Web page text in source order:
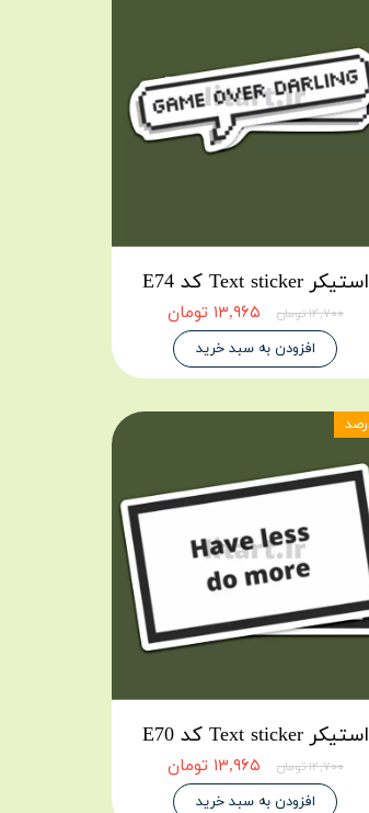
استیکر Text sticker کد E74
۱۴,۷۰۰ تومان ۱۳,۹۶۵ تومان
افزودن به سبد خرید
استیکر Text sticker کد E70
۱۴,۷۰۰ تومان ۱۳,۹۶۵ تومان
افزودن به سبد خرید